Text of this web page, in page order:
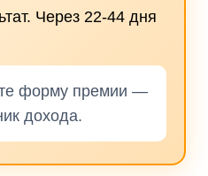
Через 22-44 дня
форму премии —
дохода.